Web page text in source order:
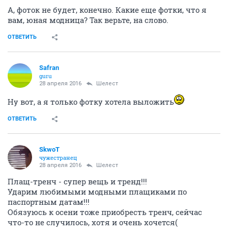
А, фоток не будет, конечно. Какие еще фотки, что я
вам, юная модница? Так верьте, на слово.
ОТВЕТИТЬ
Safran
guru
28 апреля 2016 Шелест
Ну вот, а я только фотку хотела выложить
ОТВЕТИТЬ
SkwоT
чужестранец
28 апреля 2016 Шелест
Плащ-тренч - супер вещь и тренд!!!
Ударим любимыми модными плащиками по
паспортным датам!!!
Обязуюсь к осени тоже приобресть тренч, сейчас
что-то не случилось, хотя и очень хочется(